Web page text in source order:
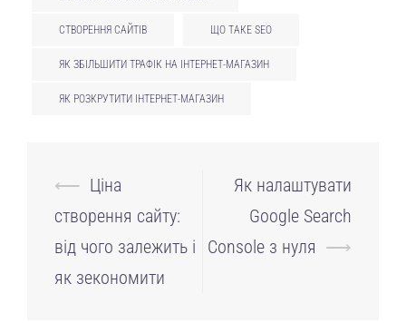
СТВОРЕННЯ САЙТІВ ЩО ТАКЕ SEO
ЯК ЗБІЛЬШИТИ ТРАФІК НА ІНТЕРНЕТ-МАГАЗИН
ЯК РОЗКРУТИТИ ІНТЕРНЕТ-МАГАЗИН
Навігація
по
запису
⟵ Ціна
створення сайту:
від чого залежить і
як зекономити
Як налаштувати
Google Search
Console з нуля ⟶